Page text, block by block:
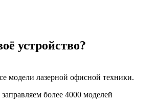
устройство?
модели лазерной офисной техники.
более 4000 моделей